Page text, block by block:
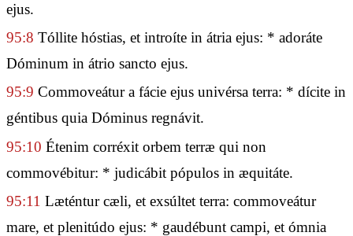
ejus.
95:8 Tóllite hóstias, et introíte in átria ejus: * adoráte
Dóminum in átrio sancto ejus.
95:9 Commoveátur a fácie ejus univérsa terra: * dícite in
géntibus quia Dóminus regnávit.
95:10 Étenim corréxit orbem terræ qui non
commovébitur: * judicábit pópulos in æquitáte.
95:11 Læténtur cæli, et exsúltet terra: commoveátur
mare, et plenitúdo ejus: * gaudébunt campi, et ómnia